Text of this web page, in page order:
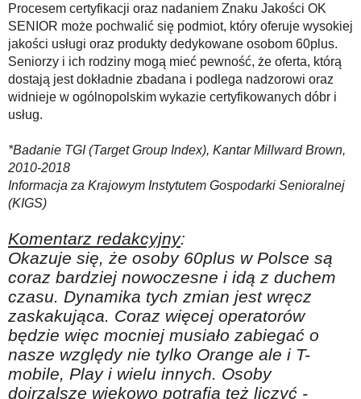
Procesem certyfikacji oraz nadaniem Znaku Jakości OK
SENIOR może pochwalić się podmiot, który oferuje wysokiej
jakości usługi oraz produkty dedykowane osobom 60plus.
Seniorzy i ich rodziny mogą mieć pewność, że oferta, którą
dostają jest dokładnie zbadana i podlega nadzorowi oraz
widnieje w ogólnopolskim wykazie certyfikowanych dóbr i
usług.
*Badanie TGI (Target Group Index), Kantar Millward Brown,
2010-2018
Informacja za Krajowym Instytutem Gospodarki Senioralnej
(KIGS)
Komentarz redakcyjny:
Okazuje się, że osoby 60plus w Polsce są
coraz bardziej nowoczesne i idą z duchem
czasu. Dynamika tych zmian jest wręcz
zaskakująca. Coraz więcej operatorów
będzie więc mocniej musiało zabiegać o
nasze względy nie tylko Orange ale i T-
mobile, Play i wielu innych. Osoby
dojrzalsze wiekowo potrafią też liczyć -